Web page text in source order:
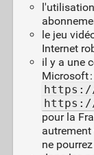
le jeu
Internet
il y a une
Microsoft
https://
https://
pour la
autrement
ne